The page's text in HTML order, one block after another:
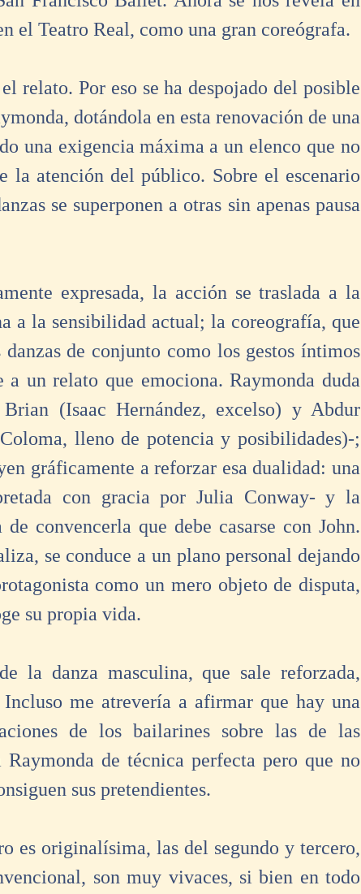
el Teatro Real, como una gran coreógrafa.
relato. Por eso se ha despojado del posible
dotándola en esta renovación de una
una exigencia máxima a un elenco que no
la atención del público. Sobre el escenario
se superponen a otras sin apenas pausa
expresada, la acción se traslada a la
a la sensibilidad actual; la coreografía, que
de conjunto como los gestos íntimos
a un relato que emociona. Raymonda duda
(Isaac Hernández, excelso) y Abdur
lleno de potencia y posibilidades)-;
gráficamente a reforzar esa dualidad: una
con gracia por Julia Conway- y la
convencerla que debe casarse con John.
se conduce a un plano personal dejando
como un mero objeto de disputa,
su propia vida.
la danza masculina, que sale reforzada,
me atrevería a afirmar que hay una
de los bailarines sobre las de las
de técnica perfecta pero que no
sus pretendientes.
es originalísima, las del segundo y tercero,
son muy vivaces, si bien en todo